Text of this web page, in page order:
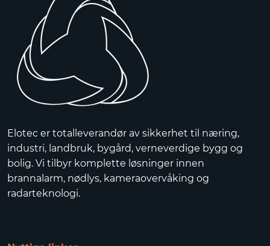
Elotec er totalleverandør av sikkerhet til næring,
industri, landbruk, bygård, verneverdige bygg og
bolig. Vi tilbyr komplette løsninger innen
brannalarm, nødlys, kameraovervåking og
radarteknologi.